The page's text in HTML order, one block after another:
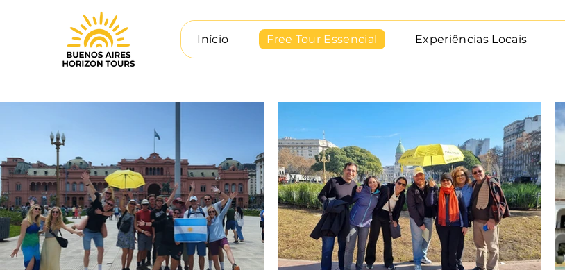
Início Free Tour Essencial Experiências Locais